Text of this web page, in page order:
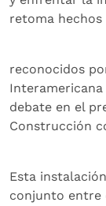
retoma hechos
reconocidos
debate en el
Construcción
Esta
conjunto entre